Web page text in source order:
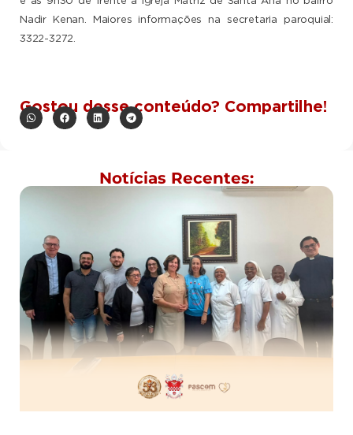
Nadir Kenan. Maiores informações na secretaria paroquial:
3322-3272.
Gostou desse conteúdo? Compartilhe!
Notícias Recentes: